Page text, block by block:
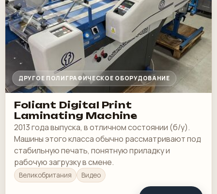
ДРУГОЕ ПОЛИГРАФИЧЕСКОЕ ОБОРУДОВАНИЕ
Foliant Digital Print
Laminating Machine
2013 года выпуска, в отличном состоянии (б/у).
Машины этого класса обычно рассматривают под
стабильную печать, понятную приладку и
рабочую загрузку в смене.
Великобритания Видео